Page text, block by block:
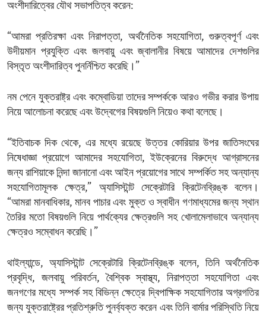
অংশীদারিত্বের যৌথ সভাপতিত্ব করেন:
“আমরা প্রতিরক্ষা এবং নিরাপত্তা, অর্থনৈতিক সহযোগিতা, গুরুত্বপূর্ণ এবং
উদীয়মান প্রযুক্তি এবং জলবায়ু এবং জ্বালানীর বিষয়ে আমাদের দেশগুলির
বিস্তৃত অংশীদারিত্ব পুনর্নিশ্চিত করেছি।”
নম পেনে যুক্তরাষ্ট্র এবং কম্বোডিয়া তাদের সম্পর্ককে আরও গভীর করার উপায়
নিয়ে আলোচনা করেছে এবং উদ্বেগের বিষয়গুলি নিয়েও কথা বলেছে।
“ইতিবাচক দিক থেকে, এর মধ্যে রয়েছে উত্তর কোরিয়ার উপর জাতিসংঘের
নিষেধাজ্ঞা প্রয়োগে আমাদের সহযোগিতা, ইউক্রেনের বিরুদ্ধে আগ্রাসনের
জন্য রাশিয়াকে নিন্দা জানানো এবং আইন প্রয়োগের সাথে সম্পর্কিত সহ অন্যান্য
সহযোগিতামূলক ক্ষেত্র,” অ্যাসিস্টান্ট সেক্রেটারি ক্রিটেনব্রিঙ্ক বলেন।
“আমরা মানবাধিকার, মানব পাচার এবং মুক্ত ও স্বাধীন গণমাধ্যমের জন্য স্থান
তৈরির মতো বিষয়গুলি নিয়ে পার্থক্যের ক্ষেত্রগুলি সহ খোলামেলাভাবে অন্যান্য
ক্ষেত্রও সম্বোধন করেছি।”
থাইল্যান্ডে, অ্যাসিস্টান্ট সেক্রেটারি ক্রিটেনব্রিঙ্ক বলেন, তিনি অর্থনৈতিক
প্রবৃদ্ধি, জলবায়ু পরিবর্তন, বৈশ্বিক স্বাস্থ্য, নিরাপত্তা সহযোগিতা এবং
জনগণের মধ্যে সম্পর্ক সহ বিভিন্ন ক্ষেত্রে দ্বিপাক্ষিক সহযোগিতার অগ্রগতির
জন্য যুক্তরাষ্ট্রের প্রতিশ্রুতি পুনর্ব্যক্ত করেন এবং তিনি বার্মার পরিস্থিতি নিয়ে